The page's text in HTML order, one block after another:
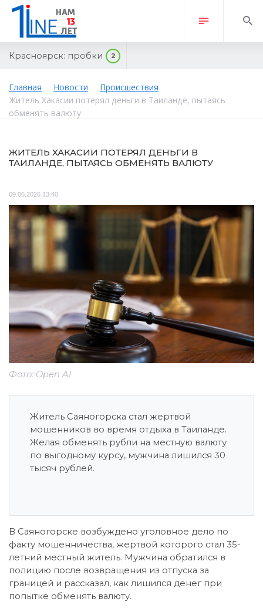
Красноярск: пробки 2
Главная Новости
Происшествия
Житель Хакасии потерял деньги в Таиланде, пытаясь
обменять валюту
ЖИТЕЛЬ ХАКАСИИ ПОТЕРЯЛ ДЕНЬГИ В
ТАИЛАНДЕ, ПЫТАЯСЬ ОБМЕНЯТЬ ВАЛЮТУ
09.06.2026 13:40
Фото: Open AI
Житель Саяногорска стал жертвой
мошенников во время отдыха в Таиланде.
Желая обменять рубли на местную валюту
по выгодному курсу, мужчина лишился 30
тысяч рублей.
В Саяногорске возбуждено уголовное дело по
факту мошенничества, жертвой которого стал 35-
летний местный житель. Мужчина обратился в
полицию после возвращения из отпуска за
границей и рассказал, как лишился денег при
попытке обменять валюту.